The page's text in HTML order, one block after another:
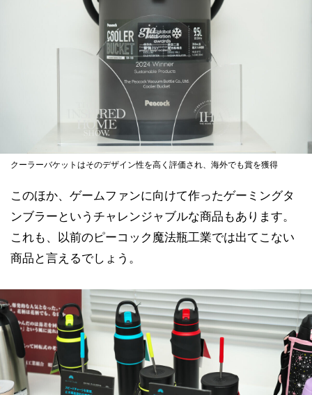
クーラーバケットはそのデザイン性を高く評価され、海外でも賞を獲得
このほか、ゲームファンに向けて作ったゲーミングタ
ンブラーというチャレンジャブルな商品もあります。
これも、以前のピーコック魔法瓶工業では出てこない
商品と言えるでしょう。